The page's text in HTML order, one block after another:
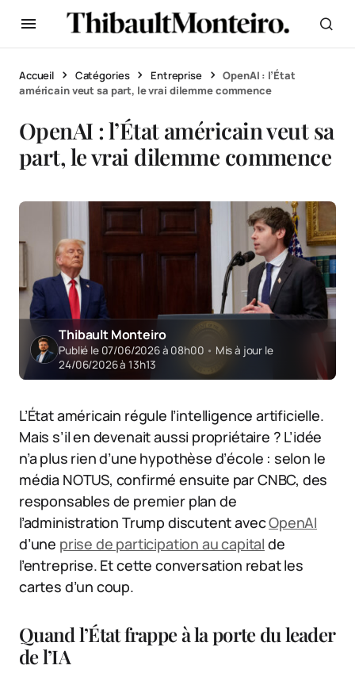
Accueil Catégories Entreprise
OpenAI : l’État
américain veut sa part, le vrai dilemme commence
OpenAI : l’État américain veut sa
part, le vrai dilemme commence
Thibault Monteiro
Publié le 07/06/2026 à 08h00 • Mis à jour le
24/06/2026 à 13h13
L’État américain régule l’intelligence artificielle.
Mais s’il en devenait aussi propriétaire ? L’idée
n’a plus rien d’une hypothèse d’école : selon le
média NOTUS, confirmé ensuite par CNBC, des
responsables de premier plan de
l’administration Trump discutent avecOpenAI
d’une prise de participation au capital de
l’entreprise. Et cette conversation rebat les
cartes d’un coup.
Quand l’État frappe à la porte du leader
de l’IA